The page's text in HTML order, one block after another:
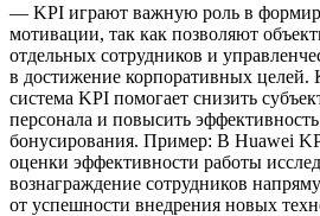
— KPI играют важную роль в
мотивации, так как позволяют
отдельных сотрудников и
в достижение корпоративных целей.
система KPI помогает снизить
персонала и повысить
бонусирования. Пример: В Huawei
оценки эффективности работы
вознаграждение сотрудников
от успешности внедрения новых